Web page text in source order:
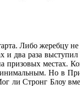
Либо жеребцу
и два раза
призовых местах.
Но в
ли Стронг Блоу